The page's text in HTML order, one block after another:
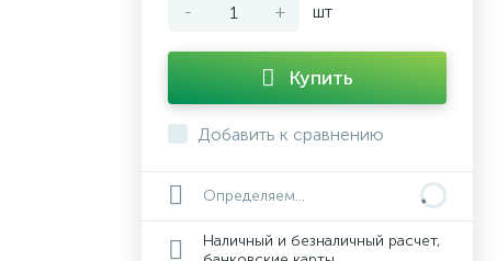
- + шт
Купить
Добавить к сравнению
Определяем...
Наличный и безналичный расчет,